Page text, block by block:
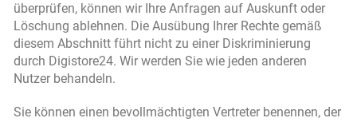
überprüfen, können wir Ihre Anfragen auf Auskunft oder
Löschung ablehnen. Die Ausübung Ihrer Rechte gemäß
diesem Abschnitt führt nicht zu einer Diskriminierung
durch Digistore24. Wir werden Sie wie jeden anderen
Nutzer behandeln.
Sie können einen bevollmächtigten Vertreter benennen, der